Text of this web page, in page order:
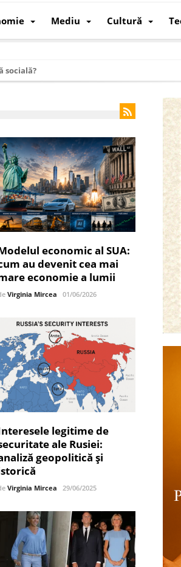
Mediu Cultură
socială?
a lumii
o simte, nu o spune
– O analiză structurală a demografiei,
economic al SUA:
au devenit cea mai
economie a lumii
Virginia Mircea 01/06/2026
legitime de
ale Rusiei:
geopolitică și
Virginia Mircea 29/06/2025